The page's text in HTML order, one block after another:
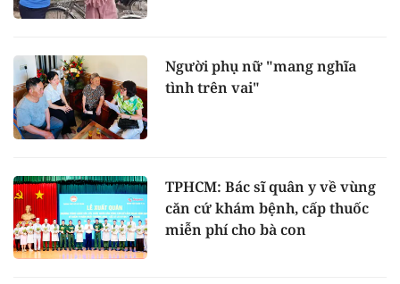
Người phụ nữ "mang nghĩa
tình trên vai"
TPHCM: Bác sĩ quân y về vùng
căn cứ khám bệnh, cấp thuốc
miễn phí cho bà con